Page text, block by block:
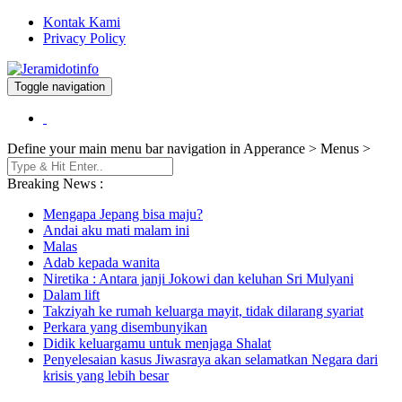
Kontak Kami
Privacy Policy
Jeramidotinfo
Berita dan Informasi Terkini
Toggle navigation
Define your main menu bar navigation in Apperance > Menus >
Breaking News :
Mengapa Jepang bisa maju?
Andai aku mati malam ini
Malas
Adab kepada wanita
Niretika : Antara janji Jokowi dan keluhan Sri Mulyani
Dalam lift
Takziyah ke rumah keluarga mayit, tidak dilarang syariat
Perkara yang disembunyikan
Didik keluargamu untuk menjaga Shalat
Penyelesaian kasus Jiwasraya akan selamatkan Negara dari
krisis yang lebih besar